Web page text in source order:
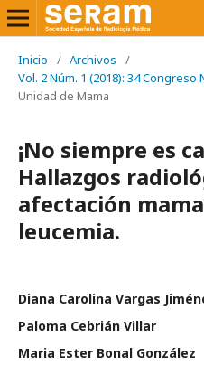
Inicio / Archivos
/
Vol. 2 Núm. 1 (2018): 34 Congreso
Unidad de Mama
¡No siempre es
Hallazgos
afectación
leucemia.
Diana Carolina Vargas
Paloma Cebrián Villar
Maria Ester Bonal González